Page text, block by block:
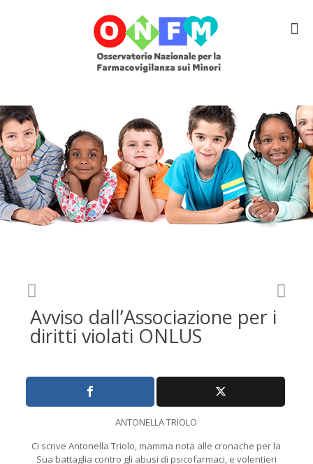
Avviso dall’Associazione per i
diritti violati ONLUS
ANTONELLA TRIOLO
Ci scrive Antonella Triolo, mamma nota alle cronache per la
Sua battaglia contro gli abusi di psicofarmaci, e volentieri